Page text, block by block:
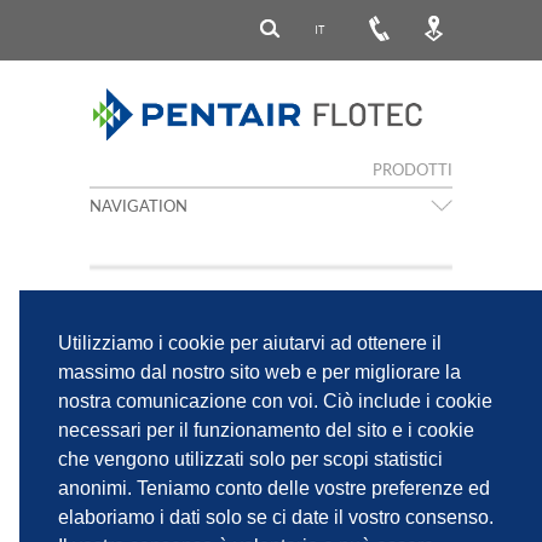
Utilizziamo i cookie per aiutarvi ad ottenere il
massimo dal nostro sito web e per migliorare la
nostra comunicazione con voi. Ciò include i cookie
necessari per il funzionamento del sito e i cookie
che vengono utilizzati solo per scopi statistici
anonimi. Teniamo conto delle vostre preferenze ed
elaboriamo i dati solo se ci date il vostro consenso.
IT
PRODOTTI
NAVIGATION
PRESSUREMATE 1.5